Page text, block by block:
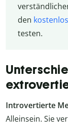
den
testen.
Introvertierte
Alleinsein. Sie